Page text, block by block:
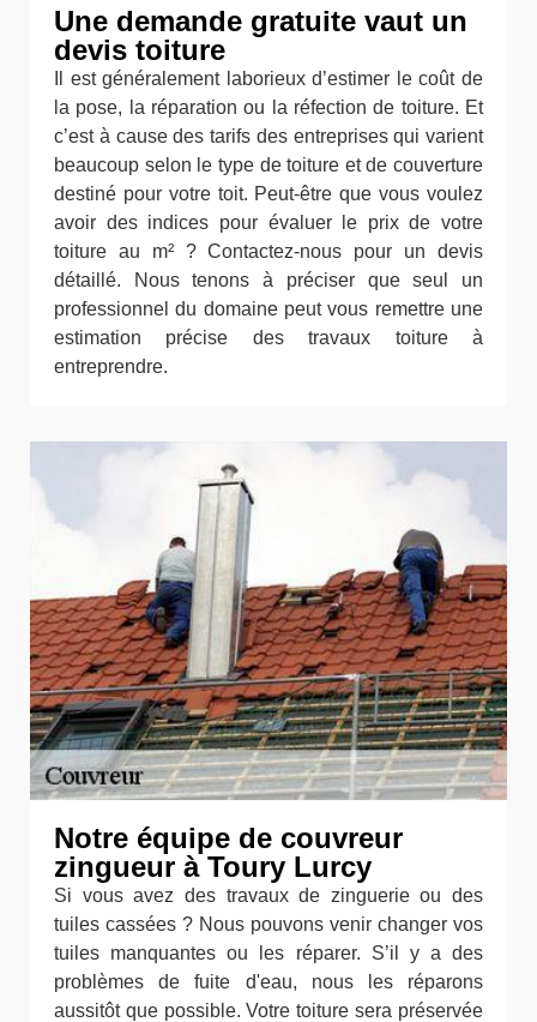
Une demande gratuite vaut un
devis toiture
Il est généralement laborieux d’estimer le coût de
la pose, la réparation ou la réfection de toiture. Et
c’est à cause des tarifs des entreprises qui varient
beaucoup selon le type de toiture et de couverture
destiné pour votre toit. Peut-être que vous voulez
avoir des indices pour évaluer le prix de votre
toiture au m² ? Contactez-nous pour un devis
détaillé. Nous tenons à préciser que seul un
professionnel du domaine peut vous remettre une
estimation précise des travaux toiture à
entreprendre.
Notre équipe de couvreur
zingueur à Toury Lurcy
Si vous avez des travaux de zinguerie ou des
tuiles cassées ? Nous pouvons venir changer vos
tuiles manquantes ou les réparer. S’il y a des
problèmes de fuite d'eau, nous les réparons
aussitôt que possible. Votre toiture sera préservée